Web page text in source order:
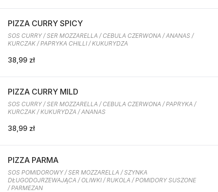
PIZZA CURRY SPICY
SOS CURRY / SER MOZZARELLA / CEBULA CZERWONA / ANANAS /
KURCZAK / PAPRYKA CHILLI / KUKURYDZA
38,99 zł
PIZZA CURRY MILD
SOS CURRY / SER MOZZARELLA / CEBULA CZERWONA / PAPRYKA /
KURCZAK / KUKURYDZA / ANANAS
38,99 zł
PIZZA PARMA
SOS POMIDOROWY / SER MOZZARELLA / SZYNKA
DŁUGODOJRZEWAJĄCA / OLIWKI / RUKOLA / POMIDORY SUSZONE
/ PARMEZAN